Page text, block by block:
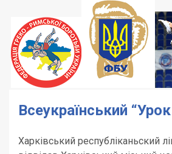
Всеукраїнський
Харківський республіканьский